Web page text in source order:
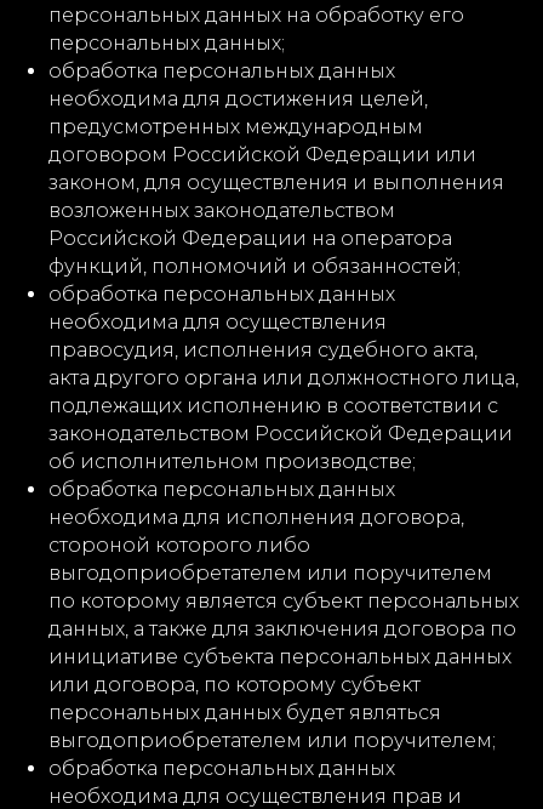
персональных данных на обработку его
персональных данных;
обработка персональных данных
необходима для достижения целей,
предусмотренных международным
договором Российской Федерации или
законом, для осуществления и выполнения
возложенных законодательством
Российской Федерации на оператора
функций, полномочий и обязанностей;
обработка персональных данных
необходима для осуществления
правосудия, исполнения судебного акта,
акта другого органа или должностного лица,
подлежащих исполнению в соответствии с
законодательством Российской Федерации
об исполнительном производстве;
обработка персональных данных
необходима для исполнения договора,
стороной которого либо
выгодоприобретателем или поручителем
по которому является субъект персональных
данных, а также для заключения договора по
инициативе субъекта персональных данных
или договора, по которому субъект
персональных данных будет являться
выгодоприобретателем или поручителем;
обработка персональных данных
необходима для осуществления прав и